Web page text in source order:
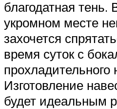
благодатная тень.
укромном месте
захочется
время суток с
прохладительного
Изготовление
будет идеальным